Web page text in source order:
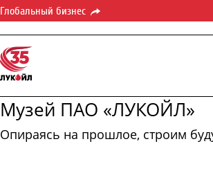
Глобальный бизнес
Музей ПАО «ЛУКОЙЛ»
Опираясь на прошлое, строим